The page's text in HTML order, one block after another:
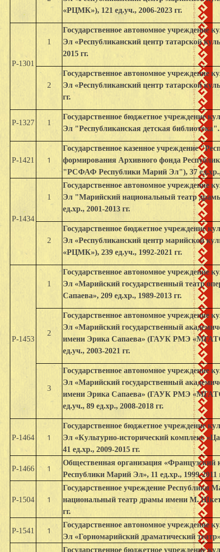
«РЦМК»), 121 ед.уч., 2006-2023 гг.
Р-1301
1
Государственное автономное учреждение
Эл «Республиканский центр татарской
2015 гг.
2
Государственное автономное учреждение
Эл «Республиканский центр татарской
гг.
Р-1327 1
Государственное бюджетное учреждение
Эл "Республиканская детская библиотека".
Р-1421 1
Государственное казенное учреждение
формирования Архивного фонда
"РСФАФ Республики Марий Эл"), 37 ед.хр.,
Р-1434
1
Государственное автономное учреждение
Эл "Марийский национальный театр
ед.хр., 2001-2013 гг.
2
Государственное бюджетное учреждение
Эл «Республиканский центр марийской
«РЦМК»), 239 ед.уч., 1992-2021 гг.
Р-1453
1
Государственное автономное учреждение
Эл «Марийский государственный театр
Сапаева», 209 ед.хр., 1989-2013 гг.
2
Государственное автономное учреждение
Эл «Марийский государственный
имени Эрика Сапаева» (ГАУК РМЭ
ед.уч., 2003-2021 гг.
3
Государственное автономное учреждение
Эл «Марийский государственный
имени Эрика Сапаева» (ГАУК РМЭ
ед.уч., 89 ед.хр., 2008-2018 гг.
Р-1464 1
Государственное бюджетное учреждение
Эл «Культурно-исторический комплекс
41 ед.хр., 2009-2015 гг.
Р-1466 1
Общественная организация «Французский
Республики Марий Эл», 11 ед.хр., 1999-2011
Р-1504 1
Государственное учреждение Республики
национальный театр драмы имени М.
гг.
Р-1541 1
Государственное автономное учреждение
Эл «Горномарийский драматический
Государственное бюджетное учреждение